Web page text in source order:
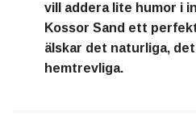
vill addera lite humor i
Kossor Sand ett
älskar det naturliga,
hemtrevliga.